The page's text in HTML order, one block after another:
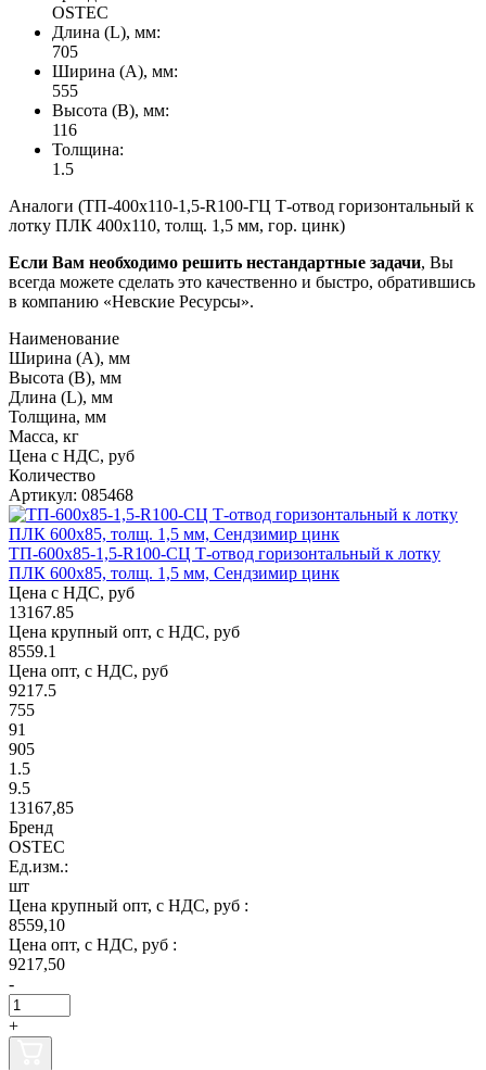
OSTEC
Длина (L), мм:
705
Ширина (А), мм:
555
Высота (В), мм:
116
Толщина:
1.5
Аналоги (ТП-400х110-1,5-R100-ГЦ Т-отвод горизонтальный к
лотку ПЛК 400х110, толщ. 1,5 мм, гор. цинк)
Если Вам необходимо решить нестандартные задачи, Вы
всегда можете сделать это качественно и быстро, обратившись
в компанию «Невские Ресурсы».
Наименование
Ширина (А), мм
Высота (В), мм
Длина (L), мм
Толщина, мм
Масса, кг
Цена с НДС, руб
Количество
Артикул: 085468
ТП-600х85-1,5-R100-СЦ Т-отвод горизонтальный к лотку
ПЛК 600х85, толщ. 1,5 мм, Сендзимир цинк
Цена с НДС, руб
13167.85
Цена крупный опт, с НДС, руб
8559.1
Цена опт, с НДС, руб
9217.5
755
91
905
1.5
9.5
13167,85
Бренд
OSTEC
Ед.изм.:
шт
Цена крупный опт, с НДС, руб :
8559,10
Цена опт, с НДС, руб :
9217,50
-
+